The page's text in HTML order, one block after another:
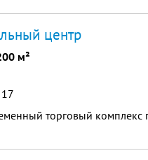
центр
м²
торговый